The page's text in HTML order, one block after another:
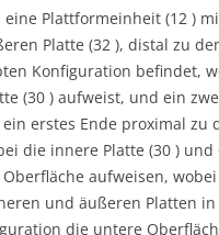
Plattformeinheit (12 )
Platte (32 ), distal zu
Konfiguration befindet,
(30 ) aufweist, und ein
erstes Ende proximal
die innere Platte (30 )
aufweisen,
und äußeren Platten
die untere